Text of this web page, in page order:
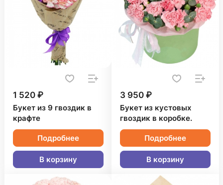
1 520 ₽
Букет из 9 гвоздик в
крафте
Подробнее
В корзину
3 950 ₽
Букет из кустовых
гвоздик в коробке.
Подробнее
В корзину